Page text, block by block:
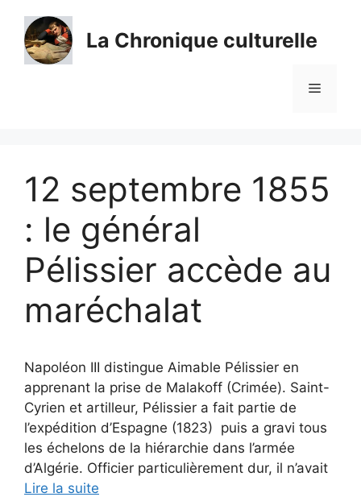
contenu
La Chronique culturelle
Menu
12 septembre 1855
: le général
Pélissier accède au
maréchalat
Napoléon III distingue Aimable Pélissier en
apprenant la prise de Malakoff (Crimée). Saint-
Cyrien et artilleur, Pélissier a fait partie de
l’expédition d’Espagne (1823) puis a gravi tous
les échelons de la hiérarchie dans l’armée
d’Algérie. Officier particulièrement dur, il n’avait
Lire la suite